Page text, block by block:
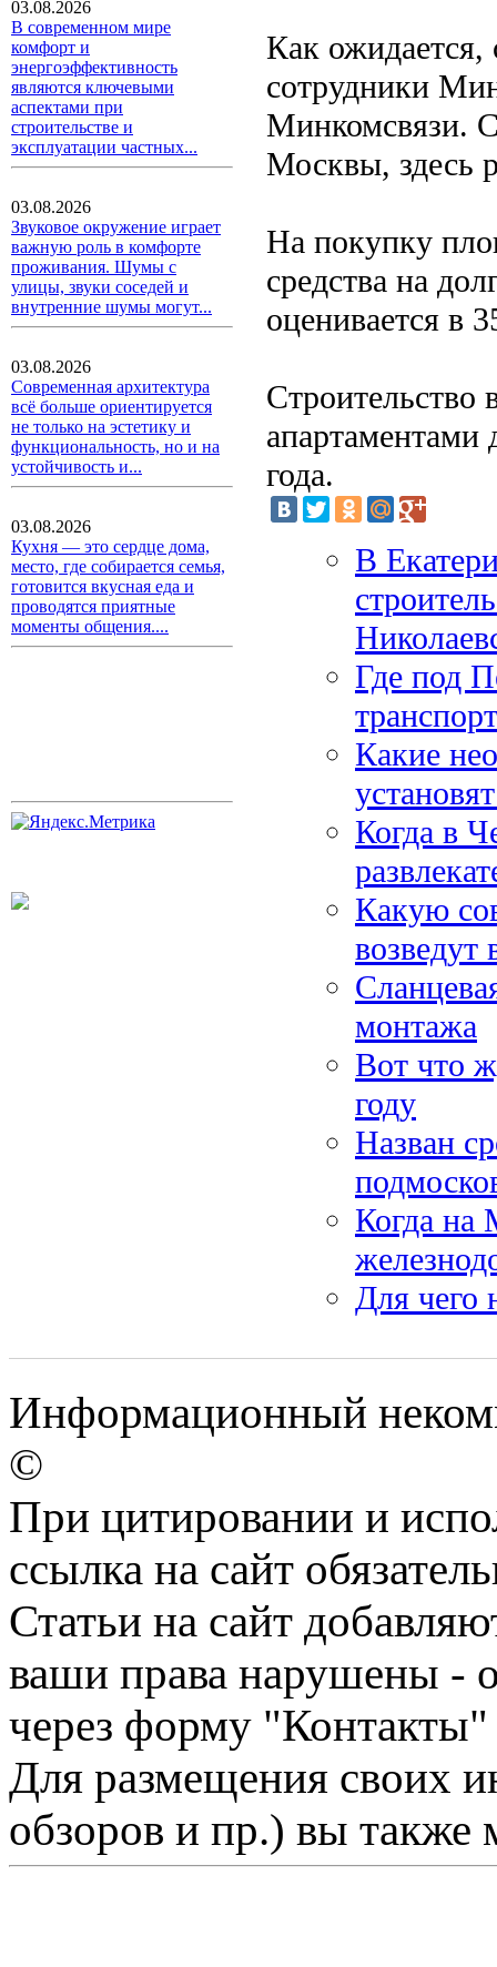
03.08.2026
В современном мире
комфорт и
энергоэффективность
являются ключевыми
аспектами при
строительстве и
эксплуатации частных...
03.08.2026
Звуковое окружение играет
важную роль в комфорте
проживания. Шумы с
улицы, звуки соседей и
внутренние шумы могут...
03.08.2026
Современная архитектура
всё больше ориентируется
не только на эстетику и
функциональность, но и на
устойчивость и...
03.08.2026
Кухня — это сердце дома,
место, где собирается семья,
готовится вкусная еда и
проводятся приятные
моменты общения....
Как ожидается,
сотрудники
Минкомсвязи.
Москвы, здесь
На покупку
средства на
оценивается в
Строительство
апартаментами
года.
В
Где под
Какие
Когда в
Какую
монтажа
Вот что
году
Назван
Когда на
Для чего
Информационный
©
При цитировании и
ссылка на сайт
Статьи на сайт
ваши права нарушены -
через форму "Контакты"
Для размещения своих
обзоров и пр.) вы также